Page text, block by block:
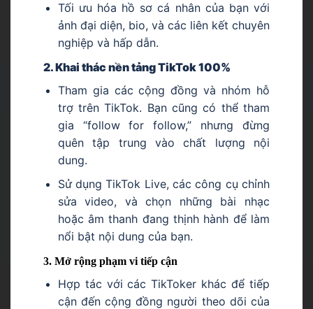
Tối ưu hóa hồ sơ cá nhân của bạn với
ảnh đại diện, bio, và các liên kết chuyên
nghiệp và hấp dẫn.
2. Khai thác nền tảng TikTok 100%
Tham gia các cộng đồng và nhóm hỗ
trợ trên TikTok. Bạn cũng có thể tham
gia “follow for follow,” nhưng đừng
quên tập trung vào chất lượng nội
dung.
Sử dụng TikTok Live, các công cụ chỉnh
sửa video, và chọn những bài nhạc
hoặc âm thanh đang thịnh hành để làm
nổi bật nội dung của bạn.
3. Mở rộng phạm vi tiếp cận
Hợp tác với các TikToker khác để tiếp
cận đến cộng đồng người theo dõi của